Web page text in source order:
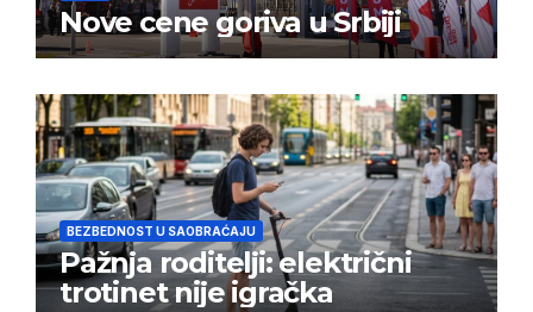
Nove cene goriva u Srbiji
BEZBEDNOST U SAOBRAĆAJU
Pažnja roditelji: električni
trotinet nije igračka